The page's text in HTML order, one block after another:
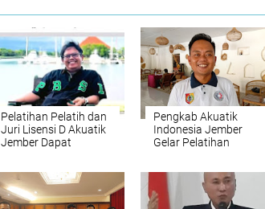
Pelatihan Pelatih dan
Juri Lisensi D Akuatik
Jember Dapat
Pengkab Akuatik
Indonesia Jember
Gelar Pelatihan